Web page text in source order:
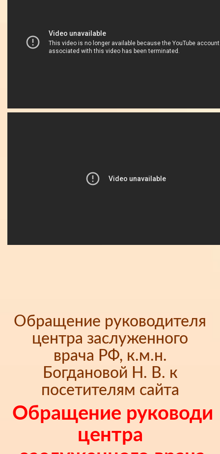
Обращение руководителя
центра заслуженного
врача РФ, к.м.н.
Богдановой Н. В. к
посетителям сайта
Обращение
центра